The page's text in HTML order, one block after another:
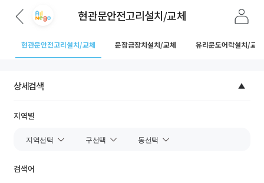
현관문안전고리설치/교체
현관문안전고리설치/교체 문잠금장치설치/교체 유리문도어락설치/교체
상세검색
지역별
검색어